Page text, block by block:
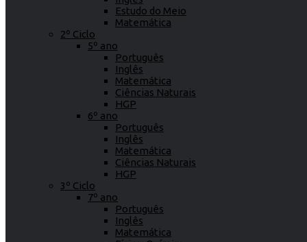
Estudo do Meio
Matemática
2º Ciclo
5º ano
Português
Inglês
Matemática
Ciências Naturais
HGP
6º ano
Português
Inglês
Matemática
Ciências Naturais
HGP
3º Ciclo
7º ano
Português
Inglês
Matemática